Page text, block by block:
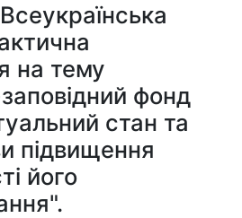
на тему
фонд
стан та
підвищення
його